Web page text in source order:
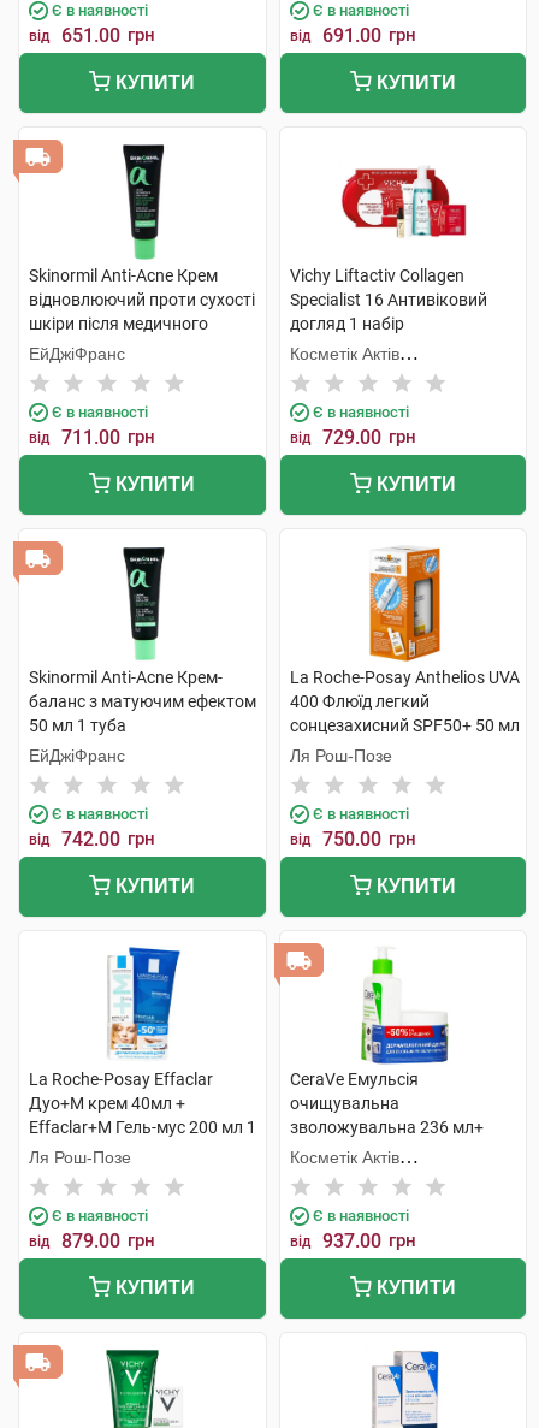
Є в наявності
від 651.00 грн
КУПИТИ
Є в наявності
від 691.00 грн
КУПИТИ
Skinormil Anti-Acne Крем
відновлюючий проти сухості
шкіри після медичного
лікування 50 мл 1 туба
ЕйДжіФранс
Є в наявності
від 711.00 грн
КУПИТИ
Vichy Liftactiv Collagen
Specialist 16 Антивіковий
догляд 1 набір
Косметік Актів
Інтернаціональ
Є в наявності
від 729.00 грн
КУПИТИ
Skinormil Anti-Acne Крем-
баланс з матуючим ефектом
50 мл 1 туба
ЕйДжіФранс
Є в наявності
від 742.00 грн
КУПИТИ
La Roche-Posay Anthelios UVA
400 Флюїд легкий
сонцезахисний SPF50+ 50 мл
+ Термальна вода 50 мл 1
набір
Ля Рош-Позе
Є в наявності
від 750.00 грн
КУПИТИ
La Roche-Posay Effaclar
Дуо+М крем 40мл +
Effaclar+М Гель-мус 200 мл 1
набір
Ля Рош-Позе
Є в наявності
від 879.00 грн
КУПИТИ
CeraVe Емульсія
очищувальна
зволожувальна 236 мл+
крем зволожувальний 340
мл 1 набір
Косметік Актів
Інтернаціональ
Є в наявності
від 937.00 грн
КУПИТИ